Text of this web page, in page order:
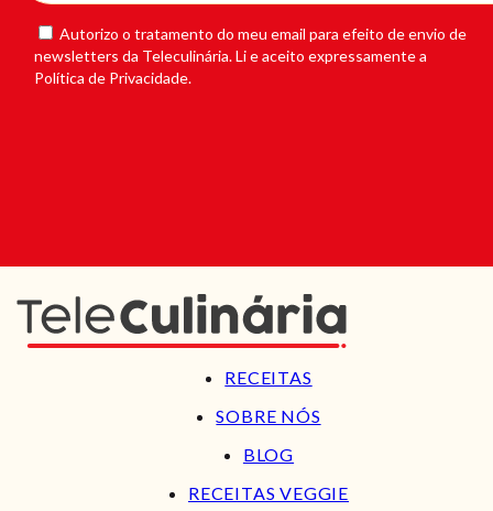
Autorizo o tratamento do meu email para efeito de envio de
newsletters da Teleculinária. Li e aceito expressamente a
Política de Privacidade.
RECEITAS
SOBRE NÓS
BLOG
RECEITAS VEGGIE